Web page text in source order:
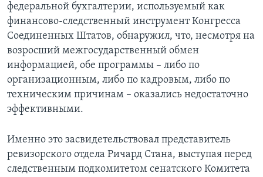
федеральной бухгалтерии, используемый как
финансово-следственный инструмент Конгресса
Соединенных Штатов, обнаружил, что, несмотря на
возросший межгосударственный обмен
информацией, обе программы – либо по
организационным, либо по кадровым, либо по
техническим причинам – оказались недостаточно
эффективными.
Именно это засвидетельствовал представитель
ревизорского отдела Ричард Стана, выступая перед
следственным подкомитетом сенатского Комитета